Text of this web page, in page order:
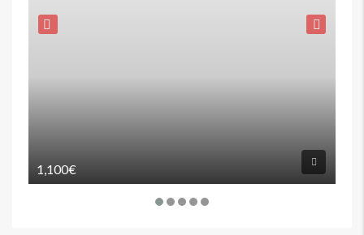
1,100€